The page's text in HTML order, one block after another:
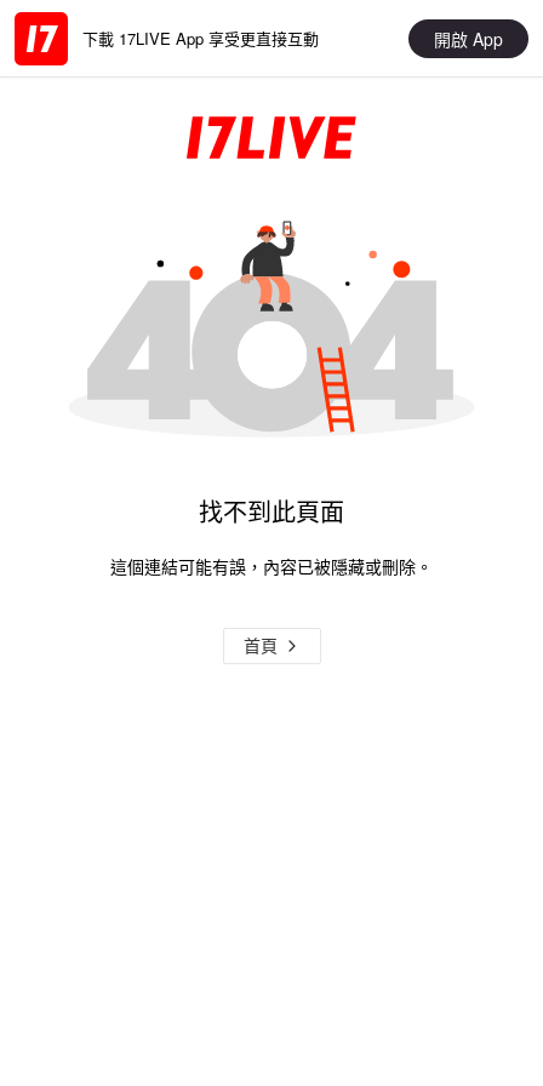
下載 17LIVE App 享受更直接互動 開啟 App
找不到此頁面
這個連結可能有誤，內容已被隱藏或刪除。
首頁